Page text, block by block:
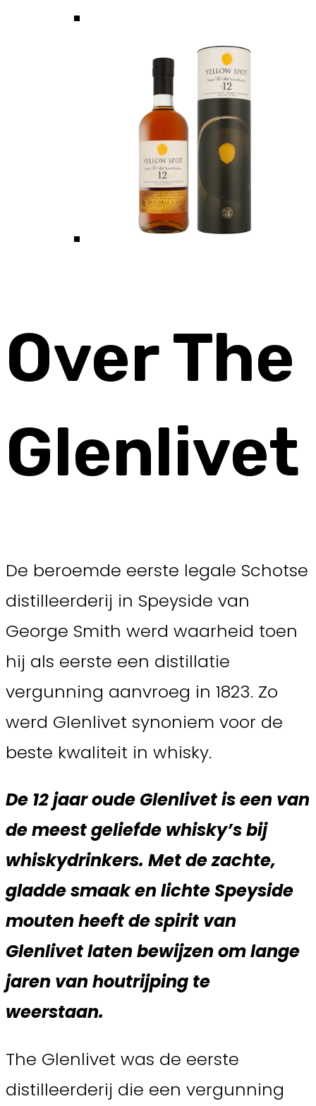
Over The
Glenlivet
De beroemde eerste legale Schotse
distilleerderij in Speyside van
George Smith werd waarheid toen
hij als eerste een distillatie
vergunning aanvroeg in 1823. Zo
werd Glenlivet synoniem voor de
beste kwaliteit in whisky.
De 12 jaar oude Glenlivet is een van
de meest geliefde whisky’s bij
whiskydrinkers. Met de zachte,
gladde smaak en lichte Speyside
mouten heeft de spirit van
Glenlivet laten bewijzen om lange
jaren van houtrijping te
weerstaan.
The Glenlivet was de eerste
distilleerderij die een vergunning